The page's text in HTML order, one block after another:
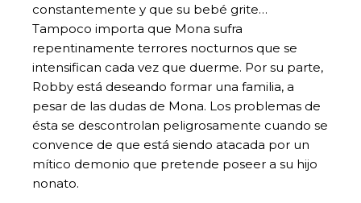
constantemente y que su bebé grite…
Tampoco importa que Mona sufra
repentinamente terrores nocturnos que se
intensifican cada vez que duerme. Por su parte,
Robby está deseando formar una familia, a
pesar de las dudas de Mona. Los problemas de
ésta se descontrolan peligrosamente cuando se
convence de que está siendo atacada por un
mítico demonio que pretende poseer a su hijo
nonato.